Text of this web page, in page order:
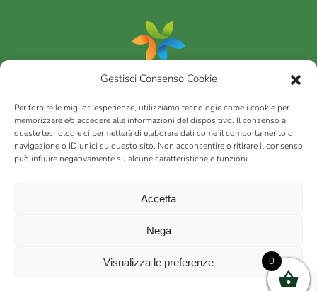
Gestisci Consenso Cookie
Per fornire le migliori esperienze, utilizziamo tecnologie come i cookie per
memorizzare e/o accedere alle informazioni del dispositivo. Il consenso a
queste tecnologie ci permetterà di elaborare dati come il comportamento di
navigazione o ID unici su questo sito. Non acconsentire o ritirare il consenso
può influire negativamente su alcune caratteristiche e funzioni.
Accetta
Nega
Visualizza le preferenze
Portfolio
AGRICOMs.r.l.
via Montalbano 65 51100 Case Nuove di Masiano (PT) | codice
Int. versato | Repertorio Economico Amministrativo C.C.I.A.A. di
Privacy policy
0